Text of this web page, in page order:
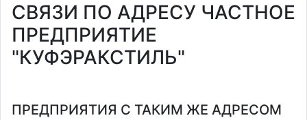
СВЯЗИ ПО АДРЕСУ ЧАСТНОЕ
ПРЕДПРИЯТИЕ
"КУФЭРАКСТИЛЬ"
ПРЕДПРИЯТИЯ С ТАКИМ ЖЕ АДРЕСОМ